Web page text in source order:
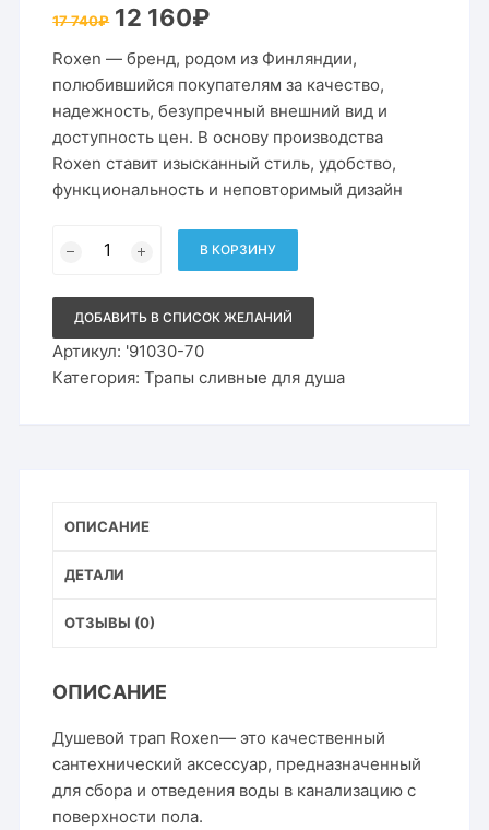
17 740₽ Первоначальная
цена
17
740₽.
12 160₽Текущая
160₽.
Roxen — бренд, родом из Финляндии,
полюбившийся покупателям за качество,
надежность, безупречный внешний вид и
доступность цен. В основу производства
Roxen ставит изысканный стиль, удобство,
функциональность и неповторимый дизайн
товара
(лоток)
Roxen
Black
Glass
700х70мм
из
В КОРЗИНУ
ДОБАВИТЬ В СПИСОК ЖЕЛАНИЙ
Артикул: '91030-70
Категория:Трапы сливные для душа
ОПИСАНИЕ
ДЕТАЛИ
ОТЗЫВЫ (0)
ОПИСАНИЕ
Душевой трап Roxen— это качественный
сантехнический аксессуар, предназначенный
для сбора и отведения воды в канализацию с
поверхности пола.